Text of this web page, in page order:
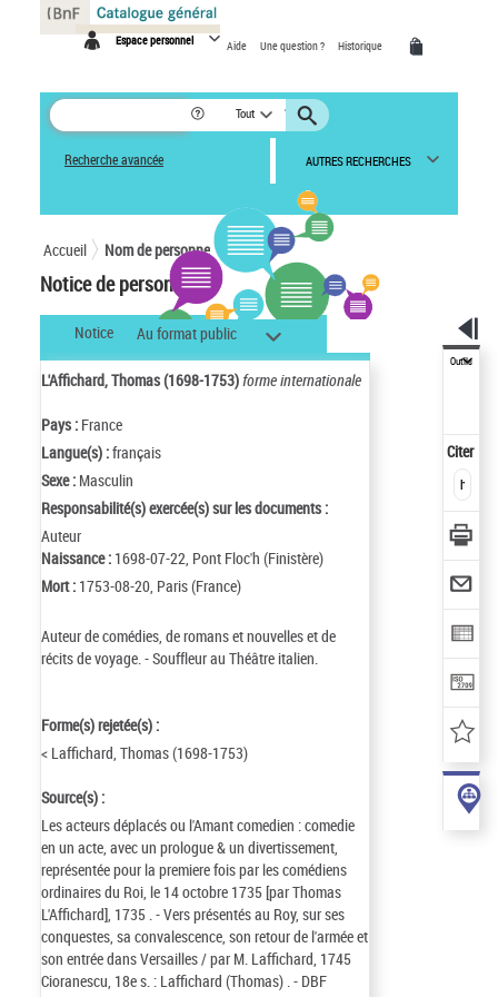
Espace personnel Aide Une question ? Historique
Tout
Recherche avancée AUTRES RECHERCHES
Accueil Nom de personne
Notice de personne
Notice Au format public
L'Affichard, Thomas (1698-1753)forme internationale
Pays : France
Langue(s) :français
Sexe : Masculin
Responsabilité(s) exercée(s) sur les documents :
Auteur
Naissance : 1698-07-22, Pont Floc'h (Finistère)
Mort : 1753-08-20, Paris (France)
Auteur de comédies, de romans et nouvelles et de
récits de voyage. - Souffleur au Théâtre italien.
Forme(s) rejetée(s) :
< Laffichard, Thomas (1698-1753)
Source(s) :
Les acteurs déplacés ou l'Amant comedien : comedie
en un acte, avec un prologue & un divertissement,
représentée pour la premiere fois par les comédiens
ordinaires du Roi, le 14 octobre 1735 [par Thomas
L'Affichard], 1735 . - Vers présentés au Roy, sur ses
conquestes, sa convalescence, son retour de l'armée et
son entrée dans Versailles / par M. Laffichard, 1745
Cioranescu, 18e s. : Laffichard (Thomas) . - DBF
Outils
Citer
Panneau de gestion des cookies